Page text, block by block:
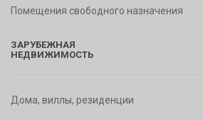
Помещения свободного назначения
ЗАРУБЕЖНАЯ
НЕДВИЖИМОСТЬ
Дома, виллы, резиденции